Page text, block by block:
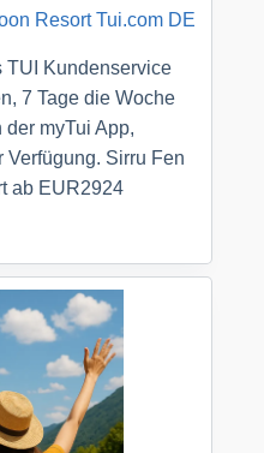
Resort Tui.com DE
TUI Kundenservice
7 Tage die Woche
myTui App,
Verfügung. Sirru Fen
ab EUR2924